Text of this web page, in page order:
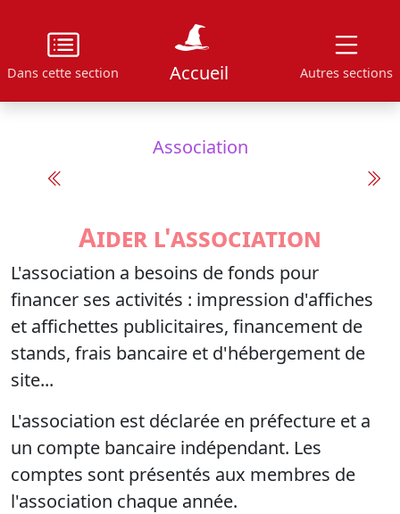
Dans cette section Accueil Autres sections
Association
Aider l'association
L'association a besoins de fonds pour
financer ses activités : impression d'affiches
et affichettes publicitaires, financement de
stands, frais bancaire et d'hébergement de
site...
L'association est déclarée en préfecture et a
un compte bancaire indépendant. Les
comptes sont présentés aux membres de
l'association chaque année.